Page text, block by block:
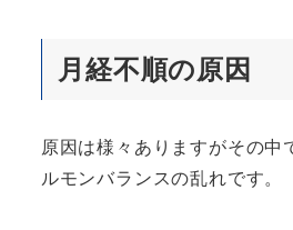
月経不順の原因
原因は様々ありますがその中
ルモンバランスの乱れです。